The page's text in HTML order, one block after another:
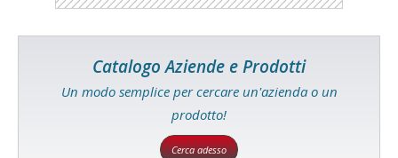
Catalogo Aziende e Prodotti
Un modo semplice per cercare un'azienda o un
prodotto!
Cerca adesso